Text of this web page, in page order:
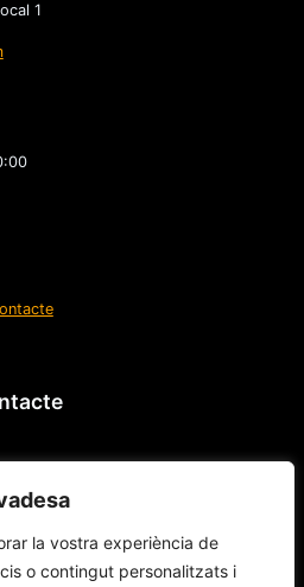
la vostra experiència de
o contingut personalitzats i
1